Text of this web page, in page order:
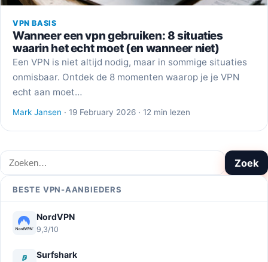
VPN BASIS
Wanneer een vpn gebruiken: 8 situaties
waarin het echt moet (en wanneer niet)
Een VPN is niet altijd nodig, maar in sommige situaties
onmisbaar. Ontdek de 8 momenten waarop je je VPN
echt aan moet…
Mark Jansen · 19 February 2026 · 12 min lezen
Zoeken Zoek
BESTE VPN-AANBIEDERS
NordVPN
9,3/10
Surfshark